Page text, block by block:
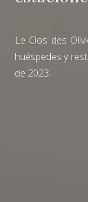
Le Clos des
huéspedes y
de 2023.